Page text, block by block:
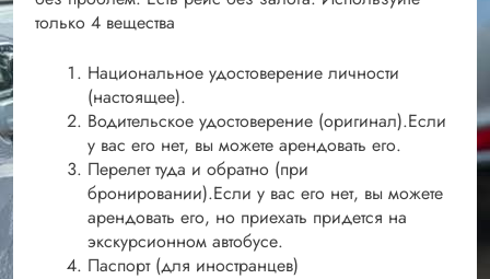
только 4 вещества
Национальное удостоверение личности
(настоящее).
Водительское удостоверение (оригинал).Если
у вас его нет, вы можете арендовать его.
Перелет туда и обратно (при
бронировании).Если у вас его нет, вы можете
арендовать его, но приехать придется на
экскурсионном автобусе.
Паспорт (для иностранцев)